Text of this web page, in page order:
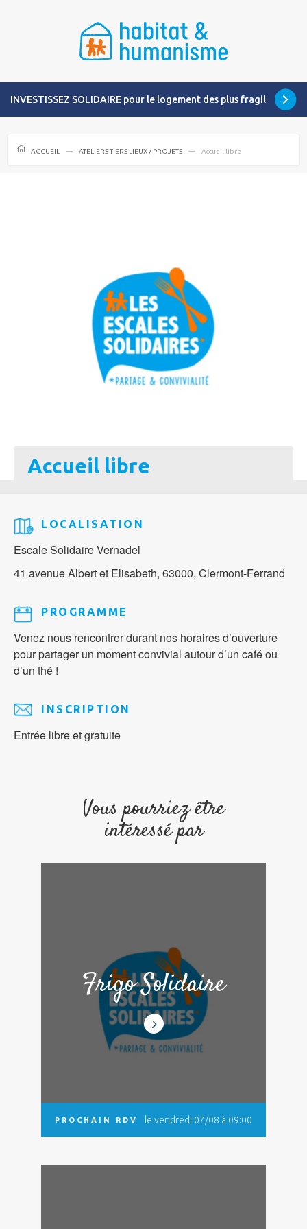
INVESTISSEZ SOLIDAIRE pour le logement des plus fragiles
ACCUEIL ATELIERS TIERS LIEUX / PROJETS Accueil libre
Accueil libre
LOCALISATION
Escale Solidaire Vernadel
41 avenue Albert et Elisabeth, 63000, Clermont-Ferrand
PROGRAMME
Venez nous rencontrer durant nos horaires d’ouverture
pour partager un moment convivial autour d’un café ou
d’un thé !
INSCRIPTION
Entrée libre et gratuite
Vous pourriez être
intéressé par
Frigo Solidaire
PROCHAIN RDV le vendredi 07/08 à 09:00